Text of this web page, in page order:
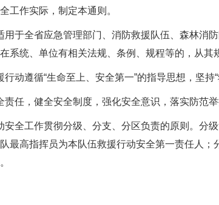
工作实际，制定本通则。
全省应急管理部门、消防救援队伍、森林消
系统、单位有相关法规、条例、规程等的，从其
遵循“生命至上、安全第一”的指导思想，坚持“
，健全安全制度，强化安全意识，落实防范举
工作贯彻分级、分支、分区负责的原则。分级
最高指挥员为本队伍救援行动安全第一责任人